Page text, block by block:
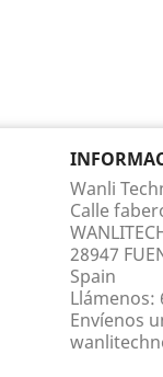
Wanli
Calle
28947
Spain
Llámenos:
Envíenos